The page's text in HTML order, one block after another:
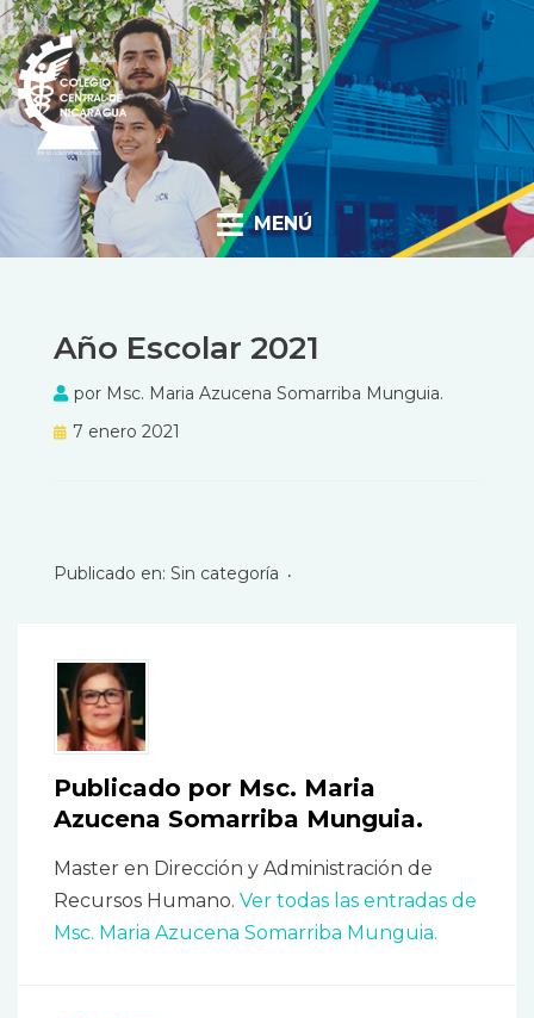
CCN BLOG
MENÚ
Año Escolar 2021
por Msc. Maria Azucena Somarriba Munguia.
Publicado
7 enero 2021
Publicado en: Sin categoría
Publicado por Msc. Maria
Azucena Somarriba Munguia.
Master en Dirección y Administración de
Recursos Humano. Ver todas las entradas de
Msc. Maria Azucena Somarriba Munguia.